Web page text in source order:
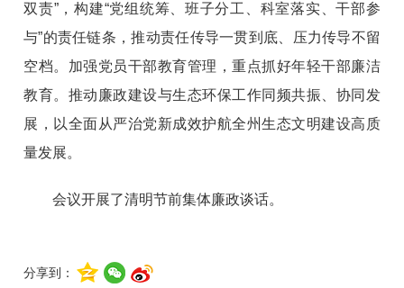
双责”，构建“党组统筹、班子分工、科室落实、干部参
与”的责任链条，推动责任传导一贯到底、压力传导不留
空档。加强党员干部教育管理，重点抓好年轻干部廉洁
教育。推动廉政建设与生态环保工作同频共振、协同发
展，以全面从严治党新成效护航全州生态文明建设高质
量发展。
会议开展了清明节前集体廉政谈话。
分享到：